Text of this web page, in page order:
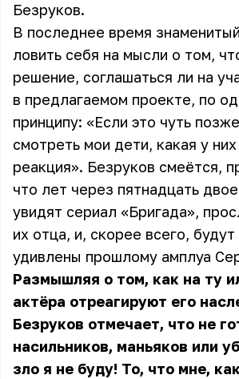
Безруков.
В последнее время
ловить себя на мысли о том,
решение, соглашаться ли на
в предлагаемом проекте, по
принципу: «Если это чуть
смотреть мои дети, какая у
реакция». Безруков смеётся,
что лет через пятнадцать
увидят сериал «Бригада»,
их отца, и, скорее всего, будут
удивлены прошлому амплуа
Размышляя о том, как на ту
актёра отреагируют его
Безруков отмечает, что не
насильников, маньяков или
зло я не буду! То, что мне,